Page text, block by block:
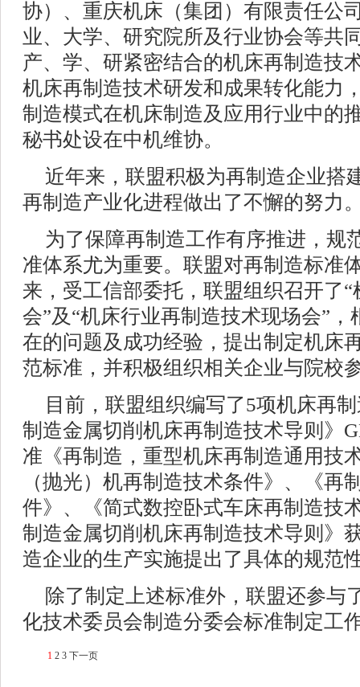
协）、重庆机床（集团）有限责任公
业、大学、研究院所及行业协会等共
产、学、研紧密结合的机床再制造技
机床再制造技术研发和成果转化能力
制造模式在机床制造及应用行业中的
秘书处设在中机维协。
近年来，联盟积极为再制造企业搭
再制造产业化进程做出了不懈的努力
为了保障再制造工作有序推进，规
准体系尤为重要。联盟对再制造标准
来，受工信部委托，联盟组织召开了
会”及“机床行业再制造技术现场会”
在的问题及成功经验，提出制定机床
范标准，并积极组织相关企业与院校
目前，联盟组织编写了5项机床再
制造金属切削机床再制造技术导则》
准《再制造，重型机床再制造通用技
（抛光）机再制造技术条件》、《再
件》、《简式数控卧式车床再制造技
制造金属切削机床再制造技术导则》
造企业的生产实施提出了具体的规范
除了制定上述标准外，联盟还参与
化技术委员会制造分委会标准制定工
1 2 3 下一页